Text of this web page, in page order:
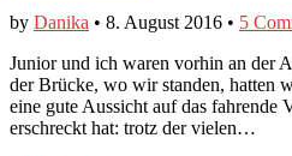
by Danika • 8. August 2016 • 5
​Junior und ich waren vorhin an der
der Brücke, wo wir standen, hatten
eine gute Aussicht auf das fahrende
erschreckt hat: trotz der vielen…